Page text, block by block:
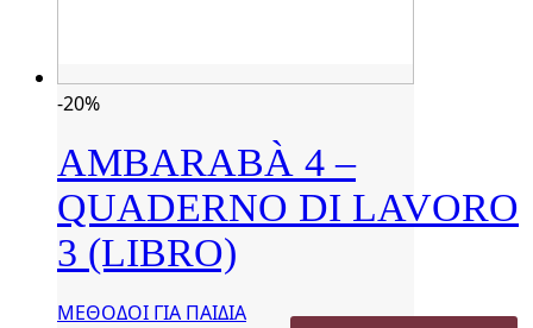
-20%
AMBARABÀ 4 –
QUADERNO DI LAVORO
3 (LIBRO)
ΜΕΘΟΔΟΙ ΓΙΑ ΠΑΙΔΙΑ